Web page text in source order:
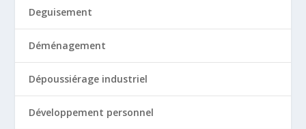
Deguisement
Déménagement
Dépoussiérage industriel
Développement personnel